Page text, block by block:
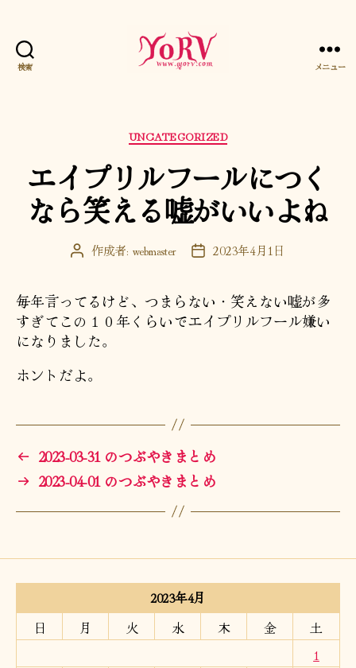
検索 メニュー
カ
テ
ゴ
リ
ー
UNCATEGORIZED
エイプリルフールにつく
なら笑える嘘がいいよね
投 作成者: webmaster
投 2023年4月1日
毎年言ってるけど、つまらない・笑えない嘘が多
すぎてこの１０年くらいでエイプリルフール嫌い
になりました。
ホントだよ。
← 2023-03-31 のつぶやきまとめ
→ 2023-04-01 のつぶやきまとめ
2023年4月
日
月 火 水 木 金
土
1